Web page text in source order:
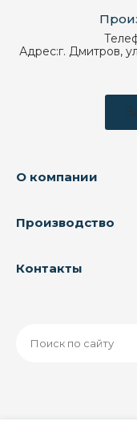
Адрес:г. Дмитров,
О компании
Производство
Контакты